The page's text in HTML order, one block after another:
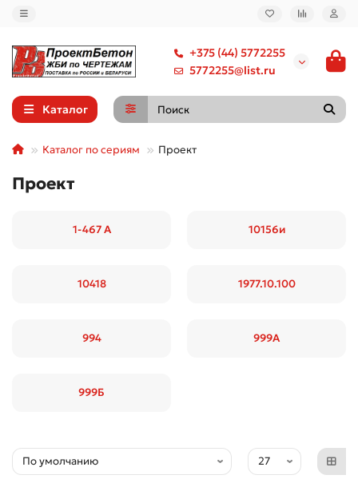
+375 (44) 5772255
5772255@list.ru
Каталог
Каталог по сериям Проект
Проект
1-467 А 10156и
10418 1977.10.100
994 999А
999Б